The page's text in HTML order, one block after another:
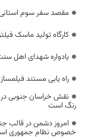
مقصد سفر سوم
کارگاه تولید ماسک
یادواره شهدای اهل
راه یابی مستند
نقش خراسان جنوبی
رنگ است
امروز دشمن در قالب
خصوص نظام جمهوری